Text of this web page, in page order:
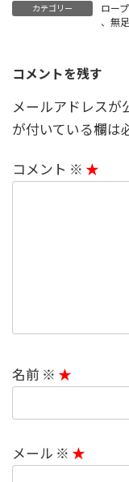
カテゴリー ロー
、 無
コメントを残す
メールアドレスが
が付いている欄は
コメント ※
名前 ※
メール ※